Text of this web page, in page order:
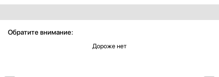
Обратите внимание:
Дороже нет